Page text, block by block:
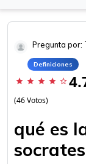
Pregunta por:
Definiciones
star star star star star_border
(46 Votos)
qué es